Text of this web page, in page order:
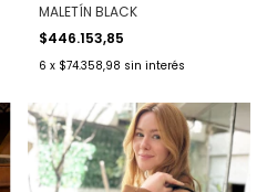
MALETÍN BLACK
$446.153,85
6 x $74.358,98 sin interés